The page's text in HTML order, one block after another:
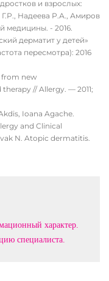
и взрослых:
Надеева Р.А., Амиров
медицины. - 2016.
дерматит у детей»
пересмотра): 2016
new
// Allergy. — 2011;
Ioana Agache.
and Clinical
N. Atopic dermatitis.
характер.
специалиста.